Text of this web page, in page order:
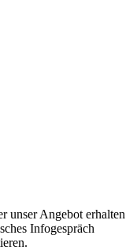
unser Angebot erhalten
Infogespräch